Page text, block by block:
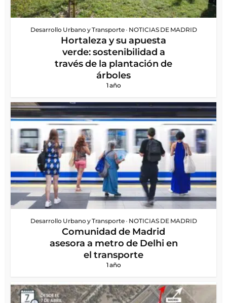
Desarrollo Urbano y Transporte • NOTICIAS DE MADRID
Hortaleza y su apuesta
verde: sostenibilidad a
través de la plantación de
árboles
1 año
Desarrollo Urbano y Transporte • NOTICIAS DE MADRID
Comunidad de Madrid
asesora a metro de Delhi en
el transporte
1 año